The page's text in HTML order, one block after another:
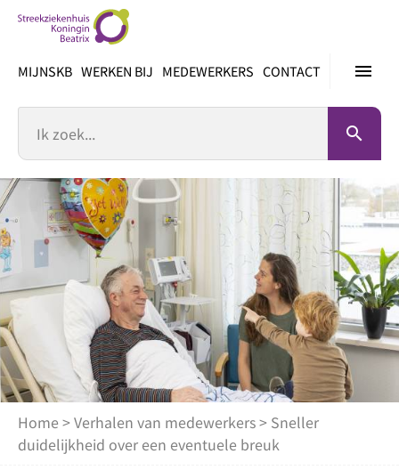
inhoud
menu
MIJNSKB WERKEN BIJ MEDEWERKERS CONTACT
search
Home >Verhalen van medewerkers> Sneller
duidelijkheid over een eventuele breuk